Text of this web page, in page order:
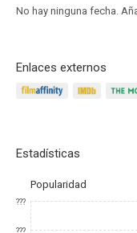
No hay ninguna fecha.
Enlaces externos
Estadísticas
Popularidad
???
???